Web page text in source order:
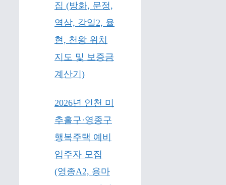
집 (방화, 문정,
역삼, 강일2, 율
현, 천왕 위치
지도 및 보증금
계산기)
2026년 인천 미
추홀구·영종구
행복주택 예비
입주자 모집
(영종A2, 용마